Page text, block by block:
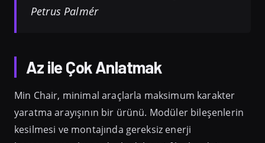
Petrus Palmér
Az ile Çok Anlatmak
Min Chair, minimal araçlarla maksimum karakter
yaratma arayışının bir ürünü. Modüler bileşenlerin
kesilmesi ve montajında gereksiz enerji